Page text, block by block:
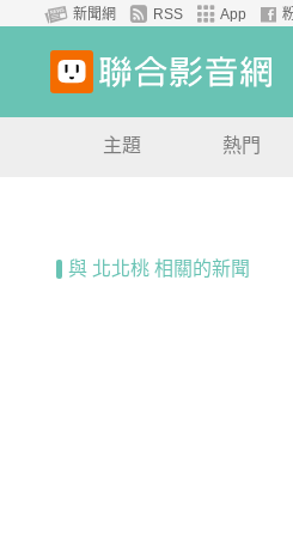
新聞網 RSS App
主題 熱門
與 北北桃 相關的新聞